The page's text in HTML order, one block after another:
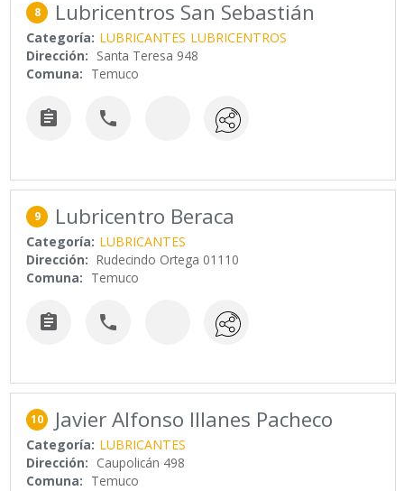
8 Lubricentros San Sebastián
Categoría: LUBRICANTES LUBRICENTROS
Dirección: Santa Teresa 948
Comuna: Temuco
 
9 Lubricentro Beraca
Categoría: LUBRICANTES
Dirección: Rudecindo Ortega 01110
Comuna: Temuco
 
10 Javier Alfonso Illanes Pacheco
Categoría: LUBRICANTES
Dirección: Caupolicán 498
Comuna: Temuco